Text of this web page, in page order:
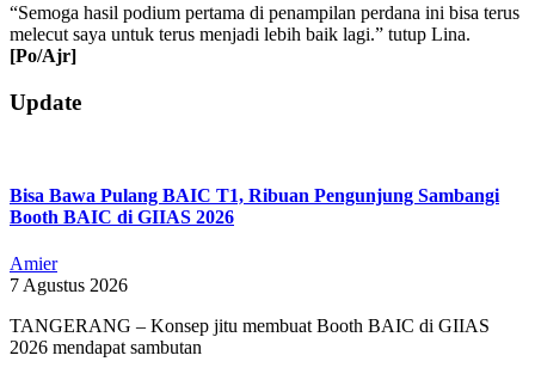
“Semoga hasil podium pertama di penampilan perdana ini bisa terus
melecut saya untuk terus menjadi lebih baik lagi.” tutup Lina.
[Po/Ajr]
2019-
09-
Update
Bisa Bawa Pulang BAIC T1, Ribuan Pengunjung Sambangi
Booth BAIC di GIIAS 2026
Amier
7 Agustus 2026
TANGERANG – Konsep jitu membuat Booth BAIC di GIIAS
2026 mendapat sambutan